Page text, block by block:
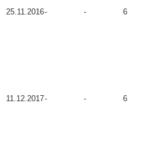
25.11.2016- - 6
11.12.2017- - 6